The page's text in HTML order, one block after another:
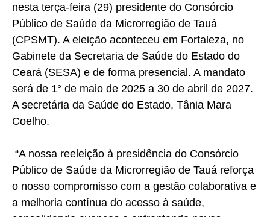
nesta terça-feira (29) presidente do Consórcio
Público de Saúde da Microrregião de Tauá
(CPSMT). A eleição aconteceu em Fortaleza, no
Gabinete da Secretaria de Saúde do Estado do
Ceará (SESA) e de forma presencial. A mandato
será de 1° de maio de 2025 a 30 de abril de 2027.
A secretária da Saúde do Estado, Tânia Mara
Coelho.
“A nossa reeleição à presidência do Consórcio
Público de Saúde da Microrregião de Tauá reforça
o nosso compromisso com a gestão colaborativa e
a melhoria contínua do acesso à saúde,